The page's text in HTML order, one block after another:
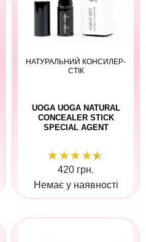
НАТУРАЛЬНИЙ КОНСИЛЕР-
СТІК
UOGA UOGA NATURAL
CONCEALER STICK
SPECIAL AGENT
420 грн.
Немає у наявності